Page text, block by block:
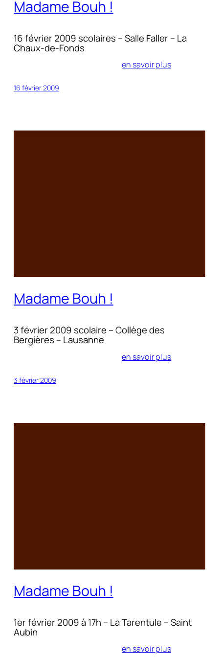
Madame Bouh !
16 février 2009 scolaires – Salle Faller – La
Chaux-de-Fonds
en savoir plus
16 février 2009
Madame Bouh !
3 février 2009 scolaire – Collège des
Bergières – Lausanne
en savoir plus
3 février 2009
Madame Bouh !
1er février 2009 à 17h – La Tarentule – Saint
Aubin
en savoir plus